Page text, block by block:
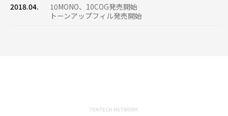
2018.04.
10ΜΟΝΟ、10COG発売開始
トーンアップフィル発売開始